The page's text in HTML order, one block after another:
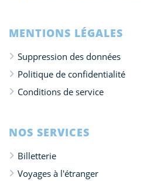
MENTIONS LÉGALES
Suppression des données
Politique de confidentialité
Conditions de service
NOS SERVICES
Billetterie
Voyages à l'étranger